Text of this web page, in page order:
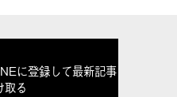
に登録して最新記事
取る